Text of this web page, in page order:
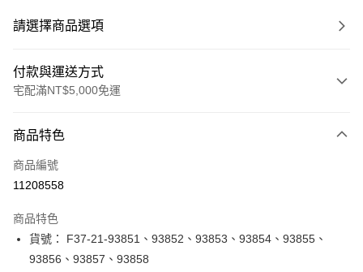
請選擇商品選項
付款與運送方式
宅配滿NT$5,000免運
信用卡一次付款
LINE Pay
街口支付
悠遊付
商品特色
商品編號
11208558
商品特色
貨號： F37-21-93851、93852、93853、93854、93855、
93856、93857、93858